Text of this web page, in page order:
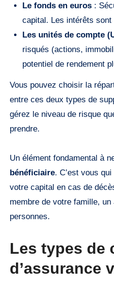
Le fonds en euros:
capital. Les intérêts sont
Les unités de compte
risqués (actions,
potentiel de rendement
Vous pouvez choisir la
entre ces deux types de
gérez le niveau de risque
prendre.
Un élément fondamental à
bénéficiaire. C’est vous
votre capital en cas de
membre de votre famille,
personnes.
Les types de
d’assurance